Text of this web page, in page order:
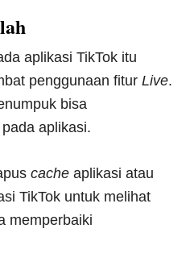
aplikasi TikTok itu
penggunaan fiturLive.
bisa
aplikasi.
cacheaplikasi atau
TikTok untuk melihat
memperbaiki